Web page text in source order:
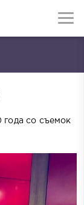
со съемок